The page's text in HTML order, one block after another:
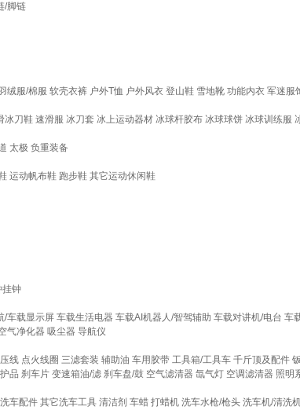
/脚链
绒服/棉服 软壳衣裤 户外T恤 户外风衣 登山鞋 雪地靴 功能内衣 军迷服
冰刀鞋 速滑服 冰刀套 冰上运动器材 冰球杆胶布 冰球球饼 冰球训练服
太极 负重装备
运动帆布鞋 跑步鞋 其它运动休闲鞋
挂钟
/车载显示屏 车载生活电器 车载AI机器人/智驾辅助 车载对讲机/电台 车
气净化器 吸尘器 导航仪
线 点火线圈 三滤套装 辅助油 车用胶带 工具箱/工具车 千斤顶及配件
品 刹车片 变速箱油/滤 刹车盘/鼓 空气滤清器 氙气灯 空调滤清器 照明
洗车配件 其它洗车工具 清洁剂 车蜡 打蜡机 洗车水枪/枪头 洗车机/清洗